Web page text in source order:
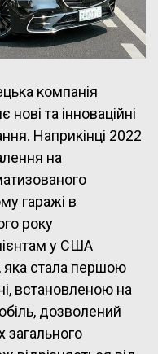
компанія
та інноваційні
Наприкінці 2022
на
гаражі в
року
у США
яка стала першою
встановленою на
дозволений
загального